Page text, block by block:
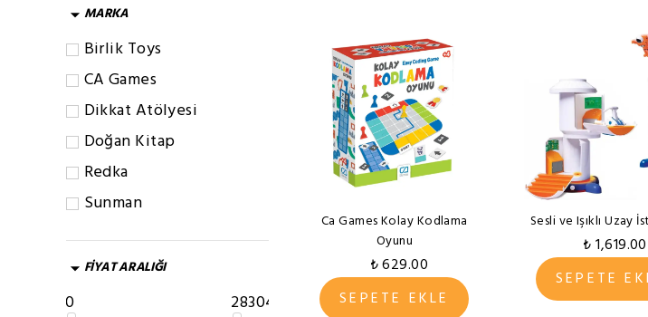
MARKA
Birlik Toys
CA Games
Dikkat Atölyesi
Doğan Kitap
Redka
Sunman
FİYAT ARALIĞI
0 283046
Ca Games Kolay Kodlama
Oyunu
₺ 629.00
SEPETE EKLE
Sesli ve Işıklı Uzay
₺ 1,619.00
SEPETE